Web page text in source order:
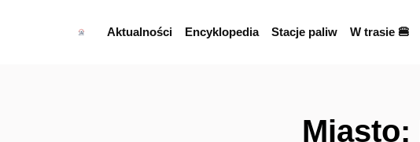
Aktualności Encyklopedia Stacje paliw W trasie 🍔
Miasto: